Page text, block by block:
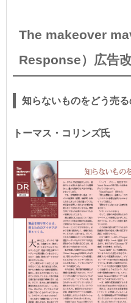
The makeover
Response）広告
知らないものをどう売る
トーマス・コリンズ氏